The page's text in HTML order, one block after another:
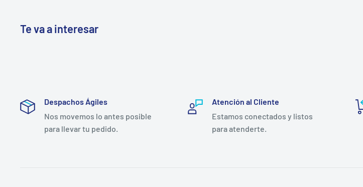
tanto comparable a Aquacel Ag Extra.
biofilm bacterianas, auxilia en la creación de un entorno antimicrobiano.
La adición de EDTA y cloruro de bencetonio permite que el apósito altere el
Te va a interesar
Despachos Ágiles
Nos movemos lo antes posible
para llevar tu pedido.
Atención al Cliente
Estamos conectados y listos
para atenderte.